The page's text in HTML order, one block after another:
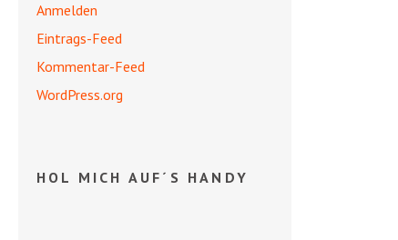
Anmelden
Eintrags-Feed
Kommentar-Feed
WordPress.org
HOL MICH AUF´S HANDY